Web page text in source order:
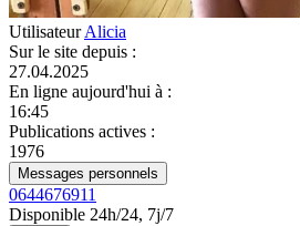
UtilisateurAlicia
Sur le site depuis :
27.04.2025
En ligne aujourd'hui à :
16:45
Publications actives :
1976
Messages personnels
0644676911
Disponible 24h/24, 7j/7